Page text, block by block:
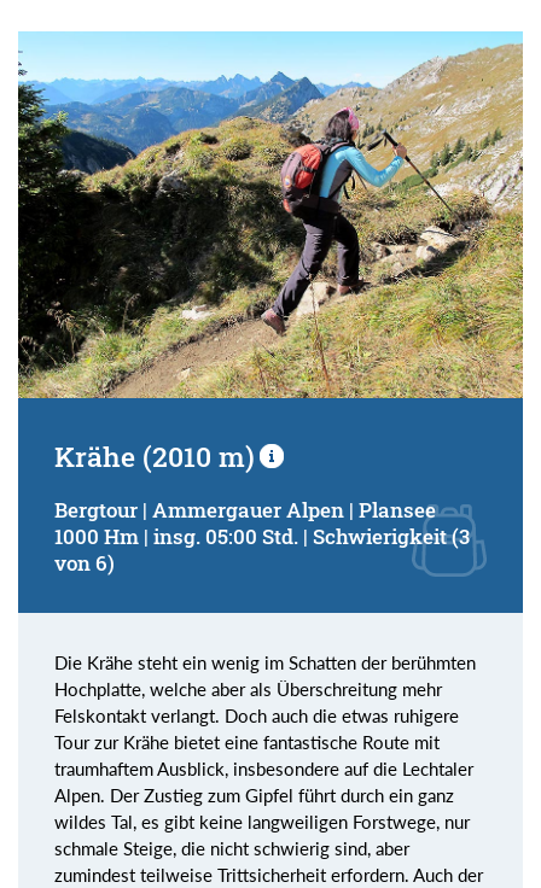
Krähe (2010 m)
Bergtour | Ammergauer Alpen | Plansee
1000 Hm | insg. 05:00 Std. | Schwierigkeit (3
von 6)
Die Krähe steht ein wenig im Schatten der berühmten
Hochplatte, welche aber als Überschreitung mehr
Felskontakt verlangt. Doch auch die etwas ruhigere
Tour zur Krähe bietet eine fantastische Route mit
traumhaftem Ausblick, insbesondere auf die Lechtaler
Alpen. Der Zustieg zum Gipfel führt durch ein ganz
wildes Tal, es gibt keine langweiligen Forstwege, nur
schmale Steige, die nicht schwierig sind, aber
zumindest teilweise Trittsicherheit erfordern. Auch der